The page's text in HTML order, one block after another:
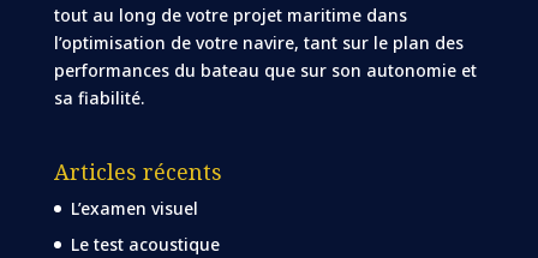
tout au long de votre projet maritime dans
l’optimisation de votre navire, tant sur le plan des
performances du bateau que sur son autonomie et
sa fiabilité.
Articles récents
L’examen visuel
Le test acoustique